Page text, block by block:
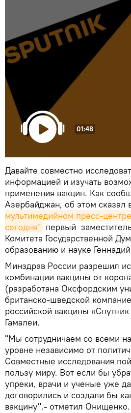
01:48
Давайте совместно
информацией и изучать
применения вакцин. Как
Азербайджан, об этом сказал
мультимедийном пресс-
сегодня" первый
Комитета Государственной
образованию и науке
Минздрав России разрешил
комбинации вакцины от
(разработана Оксфордским
британско-шведской
российской вакцины
Гамалеи.
"Мы сотрудничаем со всеми
уровне независимо от
Совместные исследования
пользу миру. Вот если бы
упреки, врачи и ученые уже
договорились и создали бы
вакцину",- отметил Онищенко.